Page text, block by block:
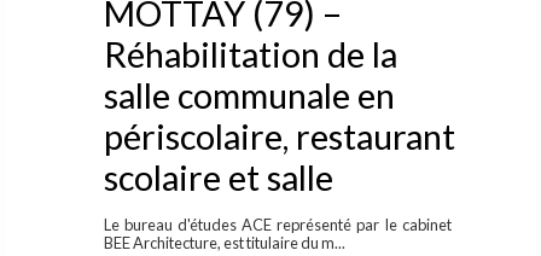
MOTTAY (79) –
Réhabilitation de la
salle communale en
périscolaire, restaurant
scolaire et salle
Le bureau d'études ACE représenté par le cabinet
BEE Architecture, est titulaire du m...